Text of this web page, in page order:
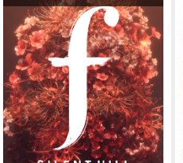
[RUS|ENG] (2025) PC
RePack by R.G. Механики
+ Все Дополнения